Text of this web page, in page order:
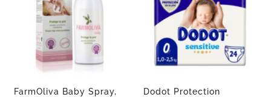
FarmOliva Baby Spray,
Dodot Protection